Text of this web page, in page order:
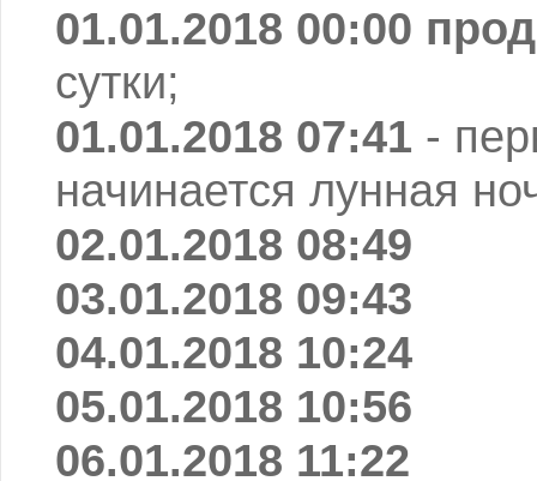
01.01.2018 00:00
сутки;
01.01.2018 07:41 -
начинается лунная
02.01.2018 08:49
03.01.2018 09:43
04.01.2018 10:24
05.01.2018 10:56
06.01.2018 11:22